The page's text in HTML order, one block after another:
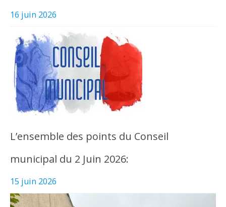
16 juin 2026
L’ensemble des points du Conseil
municipal du 2 Juin 2026:
15 juin 2026